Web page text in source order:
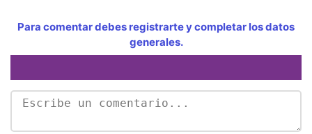
Para comentar debes registrarte y completar los datos
generales.